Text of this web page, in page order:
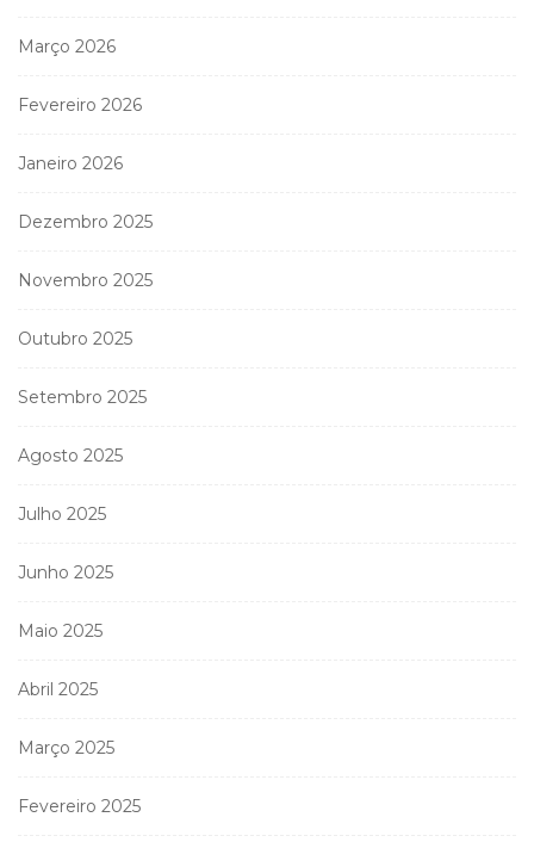
Março 2026
Fevereiro 2026
Janeiro 2026
Dezembro 2025
Novembro 2025
Outubro 2025
Setembro 2025
Agosto 2025
Julho 2025
Junho 2025
Maio 2025
Abril 2025
Março 2025
Fevereiro 2025